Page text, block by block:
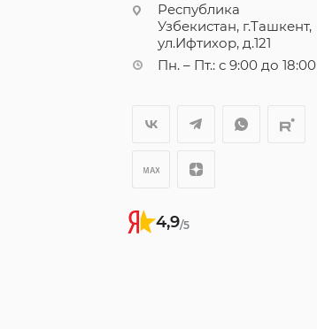
Республика
Узбекистан, г.Ташкент,
ул.Ифтихор, д.121
Пн. – Пт.: с 9:00 до 18:00
4,9/5